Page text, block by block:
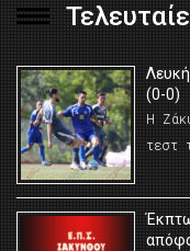
(0-0)
Η
τεστ